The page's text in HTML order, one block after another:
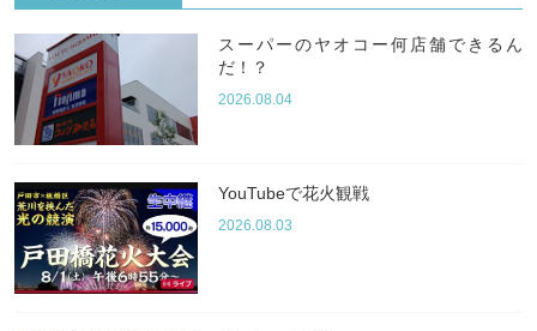
スーパーのヤオコー何店舗できるん
だ！？
2026.08.04
YouTubeで花火観戦
2026.08.03